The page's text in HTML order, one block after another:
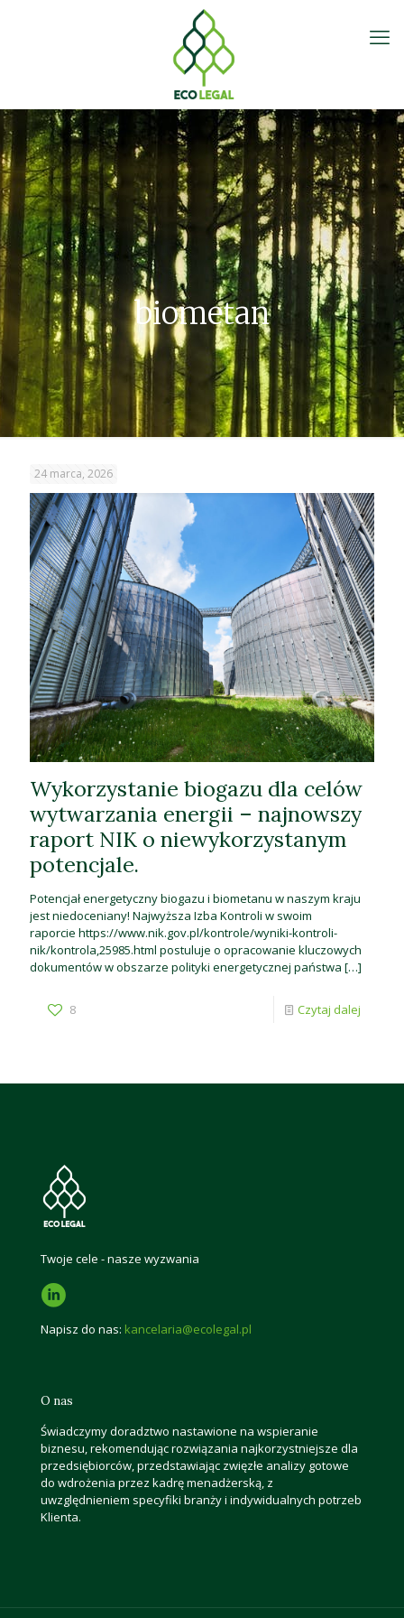
biometan
24 marca, 2026
Wykorzystanie biogazu dla celów
wytwarzania energii – najnowszy
raport NIK o niewykorzystanym
potencjale.
Potencjał energetyczny biogazu i biometanu w naszym kraju
jest niedoceniany! Najwyższa Izba Kontroli w swoim
raporcie https://www.nik.gov.pl/kontrole/wyniki-kontroli-
nik/kontrola,25985.html postuluje o opracowanie kluczowych
dokumentów w obszarze polityki energetycznej państwa […]
8 Czytaj dalej
Twoje cele - nasze wyzwania
Napisz do nas: kancelaria@ecolegal.pl
O nas
Świadczymy doradztwo nastawione na wspieranie
biznesu, rekomendując rozwiązania najkorzystniejsze dla
przedsiębiorców, przedstawiając zwięzłe analizy gotowe
do wdrożenia przez kadrę menadżerską, z
uwzględnieniem specyfiki branży i indywidualnych potrzeb
Klienta.